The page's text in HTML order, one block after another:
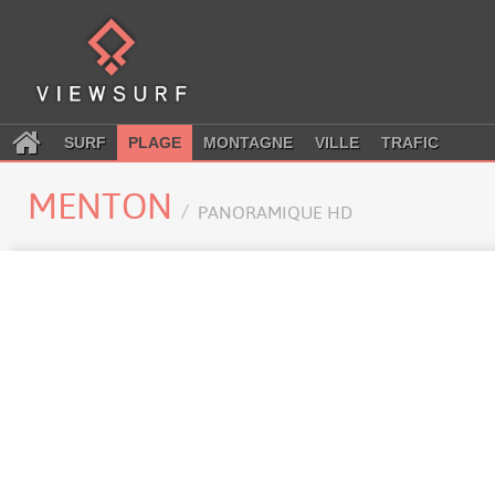
SURF PLAGE MONTAGNE VILLE TRAFIC
MENTON PANORAMIQUE HD